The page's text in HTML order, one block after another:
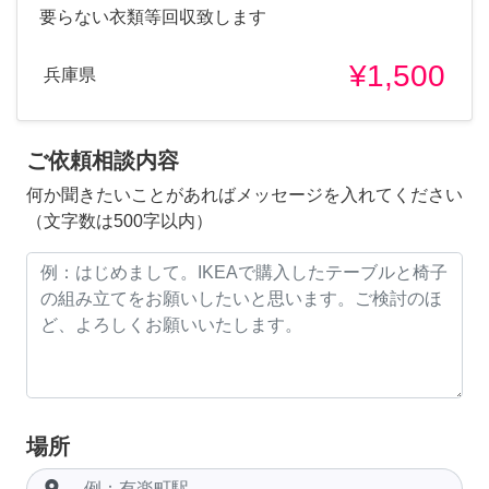
要らない衣類等回収致します
兵庫県 ¥1,500
ご依頼相談内容
何か聞きたいことがあればメッセージを入れてください
（文字数は500字以内）
場所